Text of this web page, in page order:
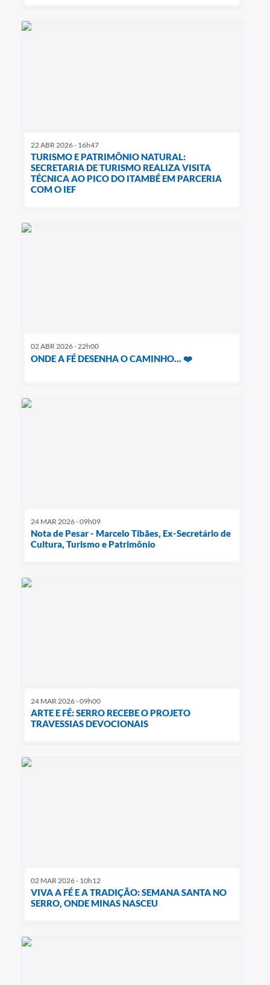
22 ABR 2026 - 16h47
TURISMO E PATRIMÔNIO NATURAL:
SECRETARIA DE TURISMO REALIZA VISITA
TÉCNICA AO PICO DO ITAMBÉ EM PARCERIA
COM O IEF
02 ABR 2026 - 22h00
ONDE A FÉ DESENHA O CAMINHO... ❤️
24 MAR 2026 - 09h09
Nota de Pesar - Marcelo Tibães, Ex-Secretário de
Cultura, Turismo e Patrimônio
24 MAR 2026 - 09h00
​ARTE E FÉ: SERRO RECEBE O PROJETO
TRAVESSIAS DEVOCIONAIS
02 MAR 2026 - 10h12
VIVA A FÉ E A TRADIÇÃO: SEMANA SANTA NO
SERRO, ONDE MINAS NASCEU